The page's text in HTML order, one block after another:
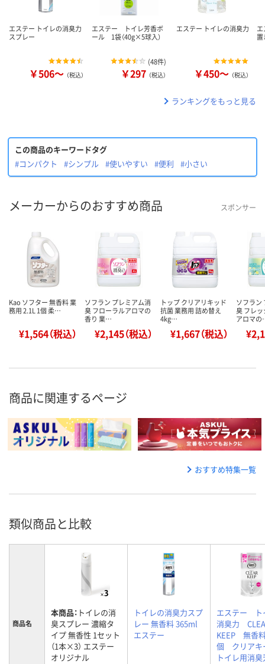
エステー トイレの消臭力
スプレー
￥506～ （税込）
エステー トイレ芳香ボ
ール 1袋（40g×5球入）
(48件)
￥297 （税込）
エステー トイレの消臭力
￥450～ （税込）
ランキングをもっと見る
この商品のキーワードタグ
#コンパクト
#シンプル #使いやすい #便利 #小さい
メーカーからのおすすめ商品 スポンサー
Kao ソフター 無香料 業
務用 2.1L 1個 柔…
¥1,564（税込）
ソフラン プレミアム消
臭 フローラルアロマの
香り 業…
¥2,145（税込）
トップ クリアリキッド
抗菌 業務用 詰め替え
4kg…
¥1,667（税込）
ソフラン
臭 フレ
アロマ
商品に関連するページ
おすすめ特集一覧
類似商品と比較
商品名
本商品： トイレの消
臭スプレー 濃縮タ
イプ 無香性 1セット
（1本×3） エステー
オリジナル
トイレの消臭力スプ
レー 無香料 365ml
エステー
エステー ト
消臭力
KEEP 無香
個 クリア
トイレ用消